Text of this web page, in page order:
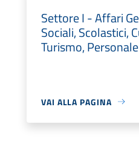
Settore I - Affari
Sociali, Scolastici,
Turismo, Personale
VAI ALLA PAGINA